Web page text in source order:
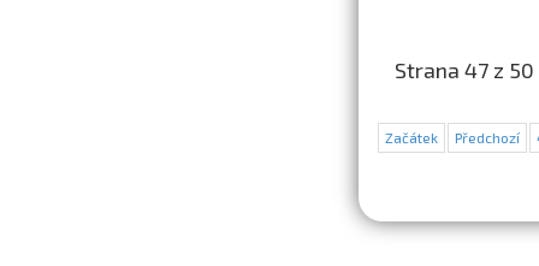
Strana 47 z 50
Začátek Předchozí